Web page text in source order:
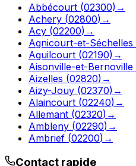
Abbécourt (02300) →
Achery (02800) →
Acy (02200) →
Agnicourt-et-Séchelles
Aguilcourt (02190) →
Aisonville-et-Bernoville
Aizelles (02820) →
Aizy-Jouy (02370) →
Alaincourt (02240) →
Allemant (02320) →
Ambleny (02290) →
Ambrief (02200) →
Contact rapide